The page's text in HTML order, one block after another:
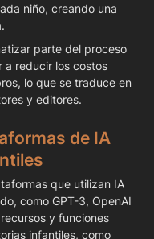
niño, creando una
parte del proceso
a reducir los costos
lo que se traduce en
y editores.
de IA
que utilizan IA
como GPT-3, OpenAI
y funciones
infantiles, como